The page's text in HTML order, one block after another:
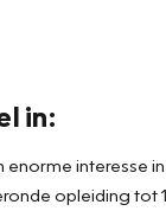
in:
enorme interesse
opleiding tot